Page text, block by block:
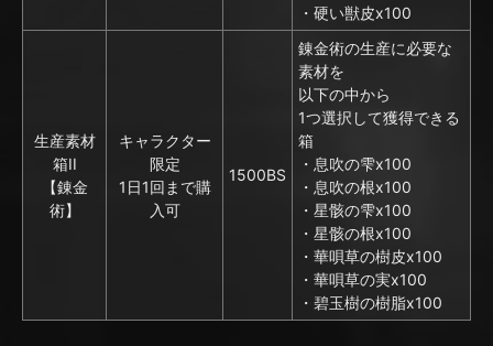
・硬い獣皮x100
生産素材
箱II
【錬金
術】
キャラクター
限定
1日1回まで購
入可
1500BS
錬金術の生産に必要な
素材を
以下の中から
1つ選択して獲得できる
箱
・息吹の雫x100
・息吹の根x100
・星骸の雫x100
・星骸の根x100
・華唄草の樹皮x100
・華唄草の実x100
・碧玉樹の樹脂x100